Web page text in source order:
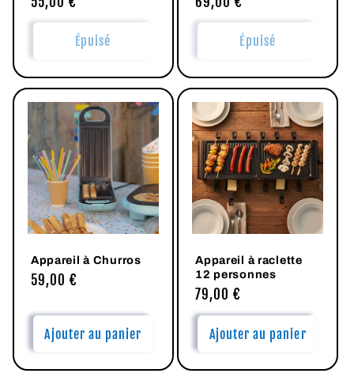
habituel
Épuisé
habituel
Épuisé
Appareil à Churros
Prix
59,00 €
Ajouter au panier
Appareil à raclette
12 personnes
Prix
habituel
79,00 €
Ajouter au panier